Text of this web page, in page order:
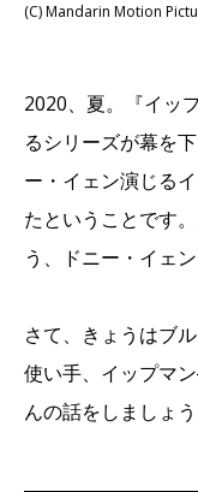
(C) Mandarin Motion
2020、夏。『イッ
るシリーズが幕を
ー・イェン演じる
たということです
う、ドニー・イェ
さて、きょうはブ
使い手、イップマ
んの話をしましょう